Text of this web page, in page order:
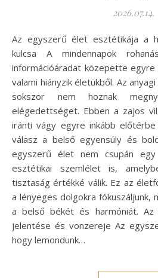
2026.07.14.
Az egyszerű élet esztétikája a harmónia és boldogság
kulcsa A mindennapok
információáradat közepette
valami hiányzik életükből. Az
sokszor nem hoznak
elégedettséget. Ebben a zajos
iránti vágy egyre inkább
válasz a belső egyensúly és
egyszerű élet nem csupán
esztétikai szemlélet is,
tisztaság értékké válik. Ez az
a lényeges dolgokra fókuszáljunk,
a belső békét és harmóniát. Az
jelentése és vonzereje Az
hogy lemondunk…